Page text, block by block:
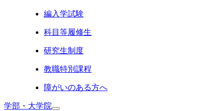
編入学試験
科目等履修生
研究生制度
教職特別課程
障がいのある方へ
学部・大学院